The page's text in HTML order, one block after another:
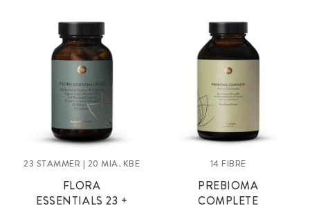
23 STAMMER | 20 MIA. KBE
FLORA
ESSENTIALS 23 +
14 FIBRE
PREBIOMA
COMPLETE